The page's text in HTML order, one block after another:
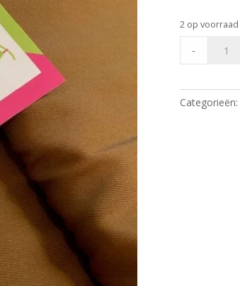
2 op voorraad
quantity
-
Categorieën: